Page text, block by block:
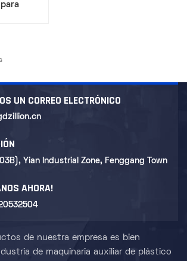
UN CORREO ELECTRÓNICO
Yian Industrial Zone, Fenggang Town
AHORA!
de nuestra empresa es bien
de maquinaria auxiliar de plástico